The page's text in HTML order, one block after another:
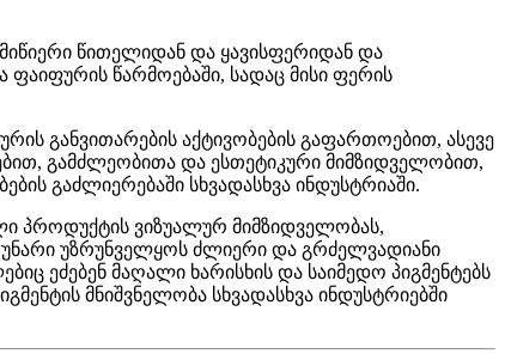
მიწიერი წითელიდან და ყავისფერიდან და
წარმოებაში, სადაც მისი ფერის
განვითარების აქტივობების გაფართოებით, ასევე
გამძლეობითა და ესთეტიკური მიმზიდველობით,
გაძლიერებაში სხვადასხვა ინდუსტრიაში.
პროდუქტის ვიზუალურ მიმზიდველობას,
უნარი უზრუნველყოს ძლიერი და გრძელვადიანი
ეძებენ მაღალი ხარისხის და საიმედო პიგმენტებს
მნიშვნელობა სხვადასხვა ინდუსტრიებში